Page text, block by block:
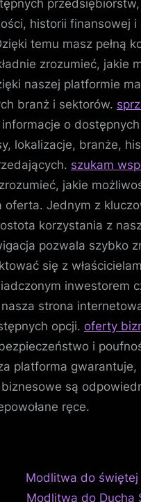
historii finansowej i
temu masz pełną
zrozumieć, jakie
naszej platformie
branż i sektorów.
o dostępnych
lokalizacje, branże,
szukam
jakie
Jednym z
korzystania z
pozwala szybko
się z
inwestorem
strona
opcji. oferty
i
platforma gwarantuje,
są
ręce.
N
e
Modlitwa do świętej
Modlitwa do Ducha